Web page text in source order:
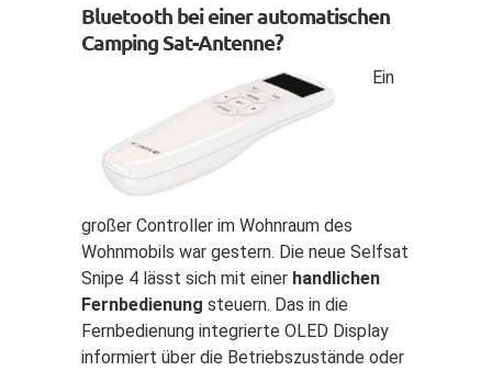
Bluetooth bei einer automatischen
Camping Sat-Antenne?
Ein
großer Controller im Wohnraum des
Wohnmobils war gestern. Die neue Selfsat
Snipe 4 lässt sich mit einer handlichen
Fernbedienung steuern. Das in die
Fernbedienung integrierte OLED Display
informiert über die Betriebszustände oder